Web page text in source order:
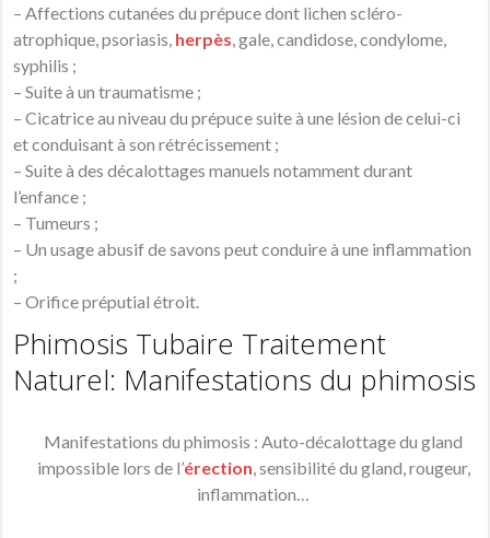
– Affections cutanées du prépuce dont lichen scléro-
atrophique, psoriasis, herpès, gale, candidose, condylome,
syphilis ;
– Suite à un traumatisme ;
– Cicatrice au niveau du prépuce suite à une lésion de celui-ci
et conduisant à son rétrécissement ;
– Suite à des décalottages manuels notamment durant
l’enfance ;
– Tumeurs ;
– Un usage abusif de savons peut conduire à une inflammation
;
– Orifice préputial étroit.
Phimosis Tubaire Traitement
Naturel: Manifestations du phimosis
Manifestations du phimosis : Auto-décalottage du gland
impossible lors de l’érection, sensibilité du gland, rougeur,
inflammation…